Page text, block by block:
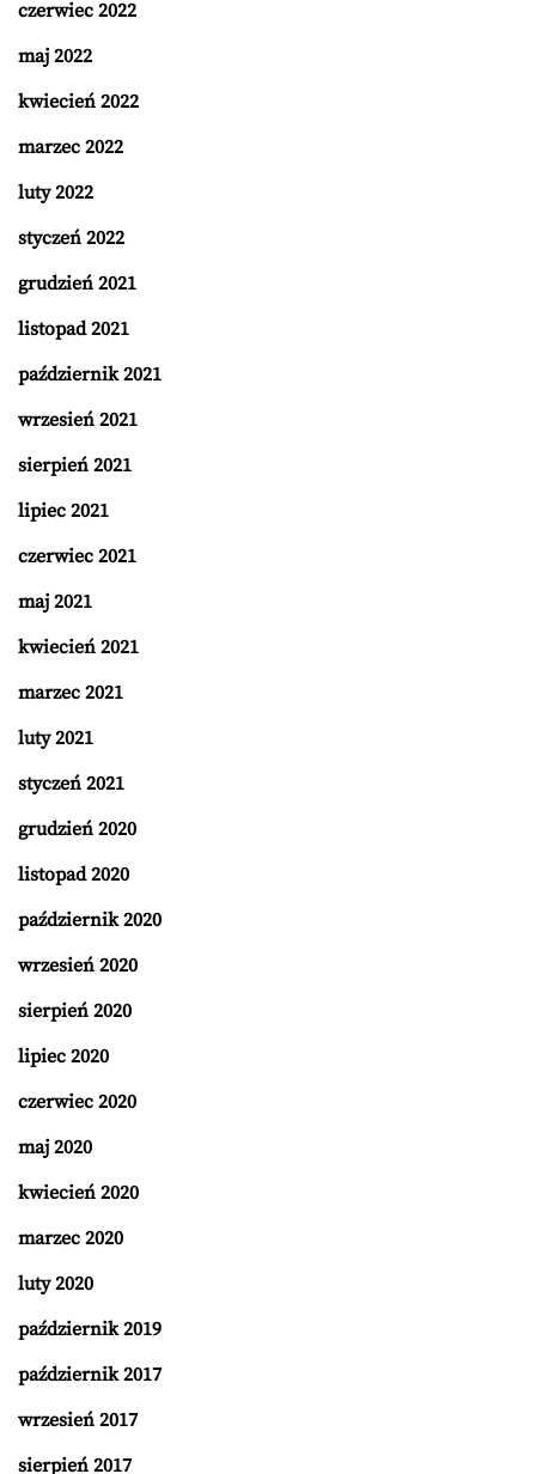
czerwiec 2022
maj 2022
kwiecień 2022
marzec 2022
luty 2022
styczeń 2022
grudzień 2021
listopad 2021
październik 2021
wrzesień 2021
sierpień 2021
lipiec 2021
czerwiec 2021
maj 2021
kwiecień 2021
marzec 2021
luty 2021
styczeń 2021
grudzień 2020
listopad 2020
październik 2020
wrzesień 2020
sierpień 2020
lipiec 2020
czerwiec 2020
maj 2020
kwiecień 2020
marzec 2020
luty 2020
październik 2019
październik 2017
wrzesień 2017
sierpień 2017